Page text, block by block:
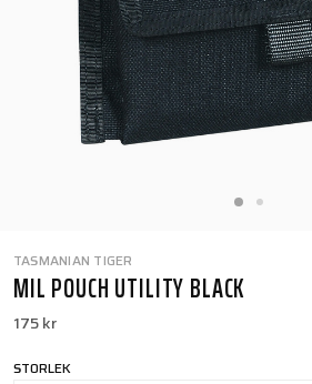
TASMANIAN TIGER
MIL POUCH UTILITY BLACK
175 kr
STORLEK